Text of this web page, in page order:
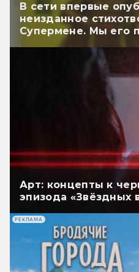
В сети впервые
неизданное
Супермене. Мы его
Арт: концепты к
эпизода «Звёздных
РЕКЛАМА